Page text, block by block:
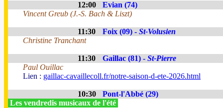
12:00
Evian (74)
Vincent Greub (J.-S. Bach & Liszt)
11:30 Foix (09) - St-Volusien
Christine Tranchant
11:30 Gaillac (81) - St-Pierre
Paul Ouillac
Lien : gaillac-cavaillecoll.fr/notre-saison-d-ete-2026.html
10:30
Pont-l'Abbé (29)
Les vendredis musicaux de l'été